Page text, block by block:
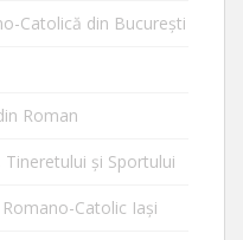
Catolică din Bucureşti
Roman
şi Sportului
Catolic Iaşi